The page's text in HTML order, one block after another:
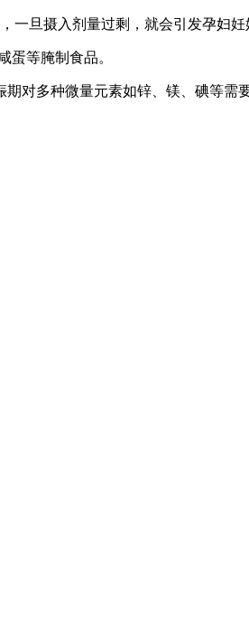
一旦摄入剂量过剩，就会引发孕妇
蛋等腌制食品。
对多种微量元素如锌、镁、碘等